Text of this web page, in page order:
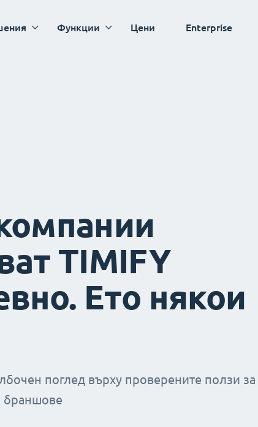
Функции Цени Enterprise
TIMIFY
Ето някои
поглед върху проверените ползи за
браншове